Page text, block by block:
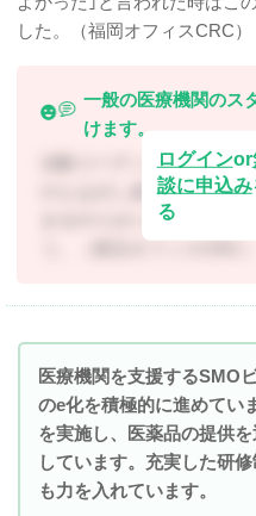
した。（福岡オフィスCRC）
一般の医療機関のス
けます。
治験コーディネーターは
のとは少し違う立場や目
きるやりがいのある仕事
ログインor
談に申込み
る
医療機関を支援するSMO
のe化を積極的に進めてい
を実施し、医薬品の提供
しています。充実した研
も力を入れています。